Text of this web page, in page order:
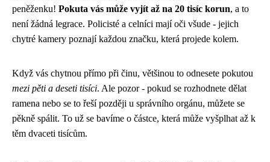
peněženku! Pokuta vás může vyjít až na 20 tisíc korun, a to
není žádná legrace. Policisté a celníci mají oči všude - jejich
chytré kamery poznají každou značku, která projede kolem.
Když vás chytnou přímo při činu, většinou to odnesete pokutou
mezi pěti a deseti tisíci. Ale pozor - pokud se rozhodnete dělat
ramena nebo se to řeší později u správního orgánu, můžete se
pěkně spálit. To už se bavíme o částce, která může vyšplhat až k
těm dvaceti tisícům.